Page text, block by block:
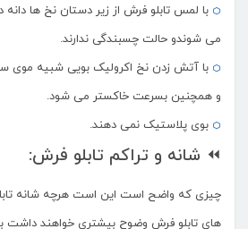
با لمس تابلو فرش از زیر دستان نخ ها
می شوندو حالت چسبندگی ندارند.
با آتش زدن نخ اکرولیک بویی شبیه
و همچنین بسرعت خاکستر می شود.
بوی پلاستیک نمی دهند.
⏪ شانه و تراکم تابلو فرش:
چیزی که واضح است این است هرچه شانه
های تابلو فرش وضوح بیشتری خواهند داشت